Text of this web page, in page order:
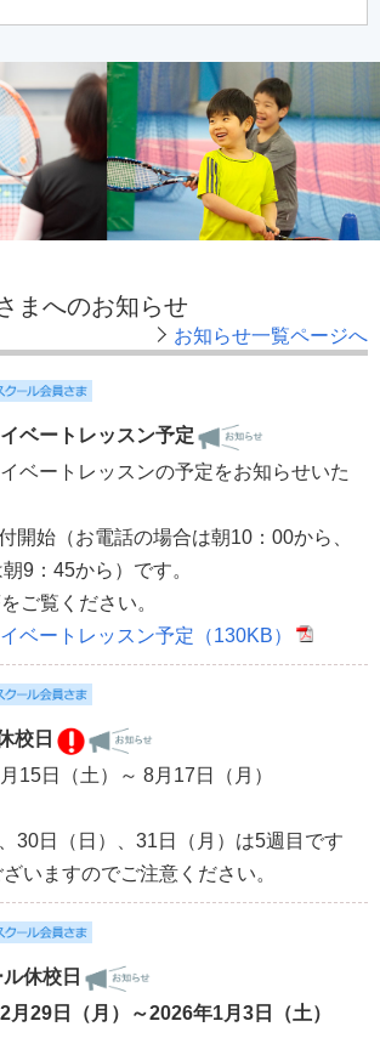
まへのお知らせ
お知らせ一覧ページへ
ベートレッスン予定
ベートレッスンの予定をお知らせいた
開始（お電話の場合は朝10：00から、
9：45から）です。
ご覧ください。
ベートレッスン予定（130KB）
校日
15日（土）～ 8月17日（月）
30日（日）、31日（月）は5週目です
いますのでご注意ください。
休校日
月29日（月）～2026年1月3日（土）